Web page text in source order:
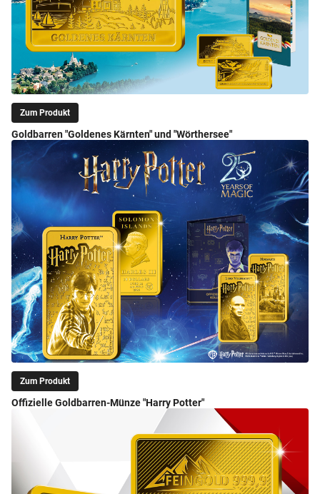
Zum Produkt
Goldbarren "Goldenes Kärnten" und "Wörthersee"
Zum Produkt
Offizielle Goldbarren-Münze "Harry Potter"